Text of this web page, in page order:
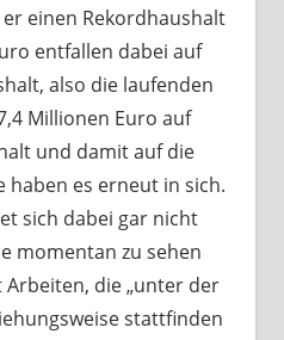
einen Rekordhaushalt
entfallen dabei auf
also die laufenden
Millionen Euro auf
und damit auf die
haben es erneut in sich.
sich dabei gar nicht
momentan zu sehen
die „unter der
stattfinden